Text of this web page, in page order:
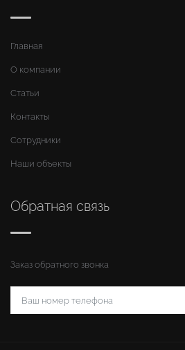
Главная
О компании
Статьи
Контакты
Сотрудники
Наши объекты
Обратная связь
Заказ обратного звонка